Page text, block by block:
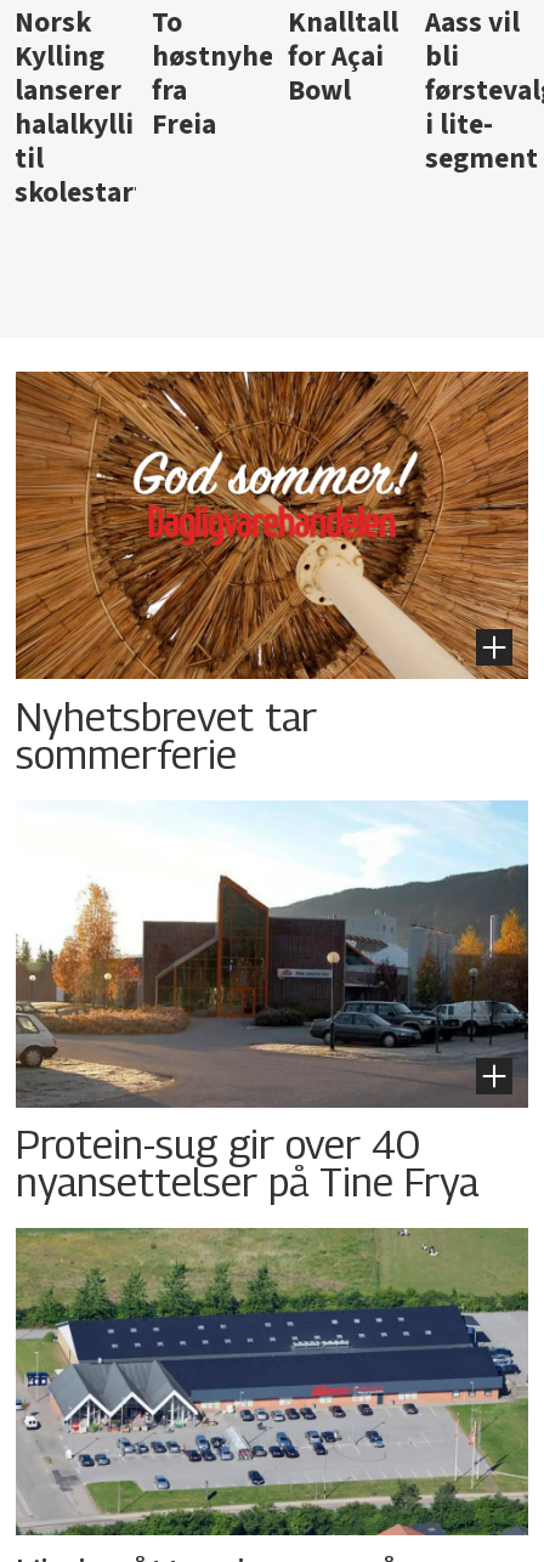
Knalltall
for Açai
Bowl
Aass vil
bli
førstevalg
i lite-
Brus og
jus fra
Berentsen
Hard
iste fra
Hansa
Nyhetsbrevet tar
sommerferie
Protein-sug gir over 40
nyansettelser på Tine Frya